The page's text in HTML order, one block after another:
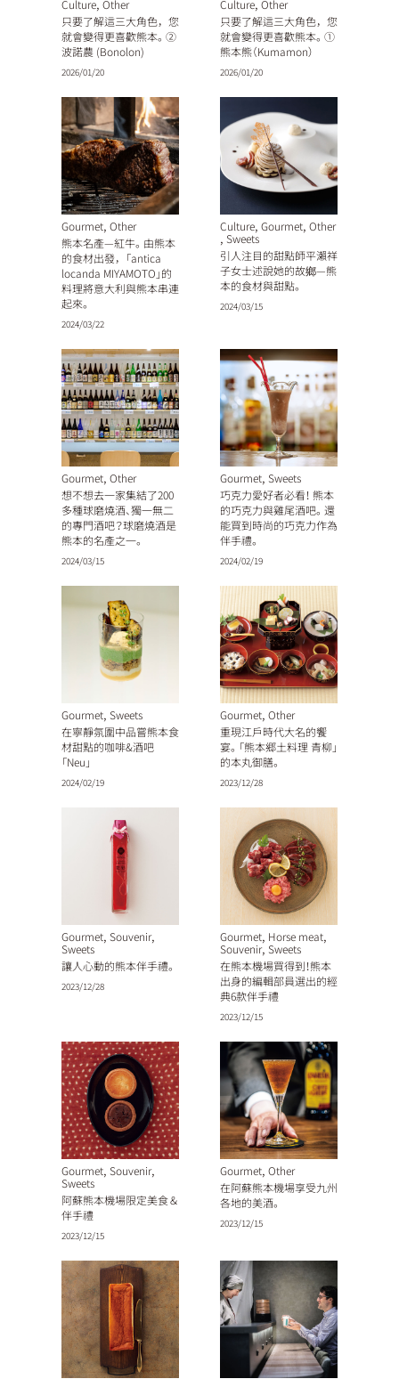
Culture, Other
只要了解這三大角色，您
就會變得更喜歡熊本。②
波諾農 (Bonolon)
2026/01/20
Culture, Other
只要了解這三大角色，您
就會變得更喜歡熊本。①
熊本熊（Kumamon）
2026/01/20
Gourmet, Other
熊本名產—紅牛。由熊本
的食材出發，「antica
locanda MIYAMOTO」的
料理將意大利與熊本串連
起來。
2024/03/22
Culture, Gourmet, Other
, Sweets
引人注目的甜點師平瀨祥
子女士述說她的故鄉—熊
本的食材與甜點。
2024/03/15
Gourmet, Other
想不想去一家集結了200
多種球磨燒酒、獨一無二
的專門酒吧？球磨燒酒是
熊本的名產之一。
2024/03/15
Gourmet, Sweets
巧克力愛好者必看！ 熊本
的巧克力與雞尾酒吧。還
能買到時尚的巧克力作為
伴手禮。
2024/02/19
Gourmet, Sweets
在寧靜氛圍中品嘗熊本食
材甜點的咖啡&酒吧
「Neu」
2024/02/19
Gourmet, Other
重現江戶時代大名的饗
宴。「熊本郷土料理 青柳」
的本丸御膳。
2023/12/28
Gourmet, Souvenir,
Sweets
讓人心動的熊本伴手禮。
2023/12/28
Gourmet, Horse meat,
Souvenir, Sweets
在熊本機場買得到！熊本
出身的編輯部員選出的經
典6款伴手禮
2023/12/15
Gourmet, Souvenir,
Sweets
阿蘇熊本機場限定美食＆
伴手禮
2023/12/15
Gourmet, Other
在阿蘇熊本機場享受九州
各地的美酒。
2023/12/15